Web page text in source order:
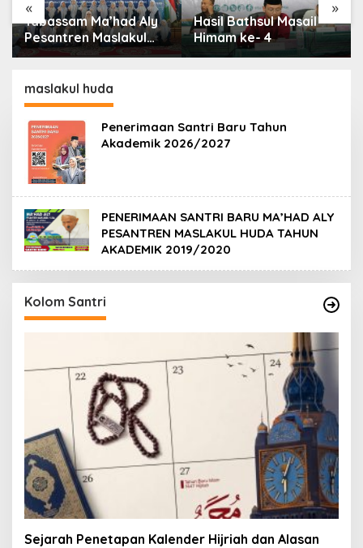
« »
Tabassam Ma’had Aly
Pesantren Maslakul
Huda fi Ushul al-Fiqh
Sejarah, Menjangkau
Peradaban”
Hasil Bathsul Masail
Himam ke- 4
maslakul huda
Penerimaan Santri Baru Tahun
Akademik 2026/2027
PENERIMAAN SANTRI BARU MA’HAD ALY
PESANTREN MASLAKUL HUDA TAHUN
AKADEMIK 2019/2020
Kolom Santri
Sejarah Penetapan Kalender Hijriah dan Alasan